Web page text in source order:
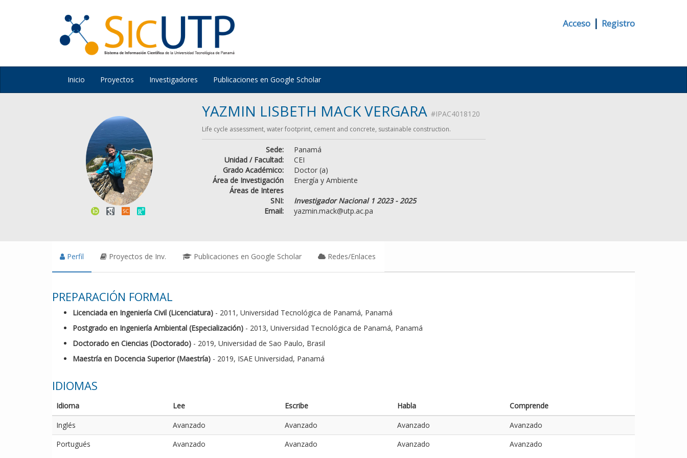
Acceso | Registro
Inicio Proyectos Investigadores Publicaciones en Google Scholar
YAZMIN LISBETH MACK VERGARA #IPAC4018120
Life cycle assessment, water footprint, cement and concrete, sustainable construction.
Sede:
Panamá
Unidad / Facultad:
CEI
Grado Académico:
Doctor (a)
Área de Investigación
Energía y Ambiente
Áreas de Interes
SNI:
Investigador Nacional 1 2023 - 2025
Email:
yazmin.mack@utp.ac.pa
Perfil Proyectos de Inv. Publicaciones en Google Scholar Redes/Enlaces
PREPARACIÓN FORMAL
Licenciada en Ingeniería Civil (Licenciatura) - 2011, Universidad Tecnológica de Panamá, Panamá
Postgrado en Ingeniería Ambiental (Especialización) - 2013, Universidad Tecnológica de Panamá, Panamá
Doctorado en Ciencias (Doctorado) - 2019, Universidad de Sao Paulo, Brasil
Maestría en Docencia Superior (Maestría) - 2019, ISAE Universidad, Panamá
IDIOMAS
Idioma Lee Escribe Habla
Comprende
Inglés
Avanzado Avanzado Avanzado
Avanzado
Portugués
Avanzado Avanzado Avanzado Avanzado